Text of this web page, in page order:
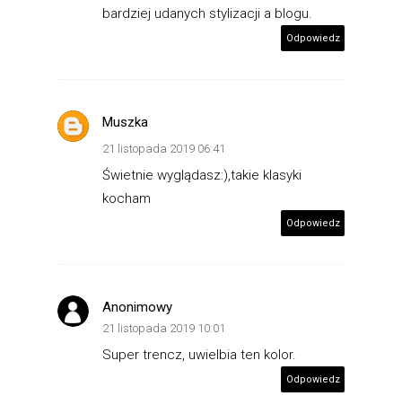
bardziej udanych stylizacji a blogu.
Odpowiedz
Muszka
21 listopada 2019 06:41
Świetnie wyglądasz:),takie klasyki
kocham
Odpowiedz
Anonimowy
21 listopada 2019 10:01
Super trencz, uwielbia ten kolor.
Odpowiedz